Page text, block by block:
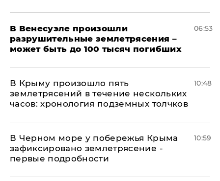
В Венесуэле произошли
разрушительные землетрясения –
может быть до 100 тысяч погибших
06:53
В Крыму произошло пять
землетрясений в течение нескольких
часов: хронология подземных толчков
10:48
В Черном море у побережья Крыма
зафиксировано землетрясение -
первые подробности
10:59